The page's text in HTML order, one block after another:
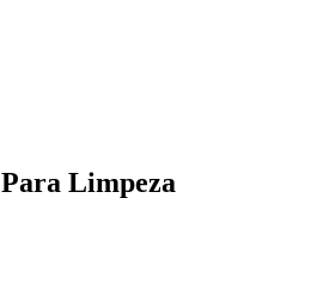
Limpeza